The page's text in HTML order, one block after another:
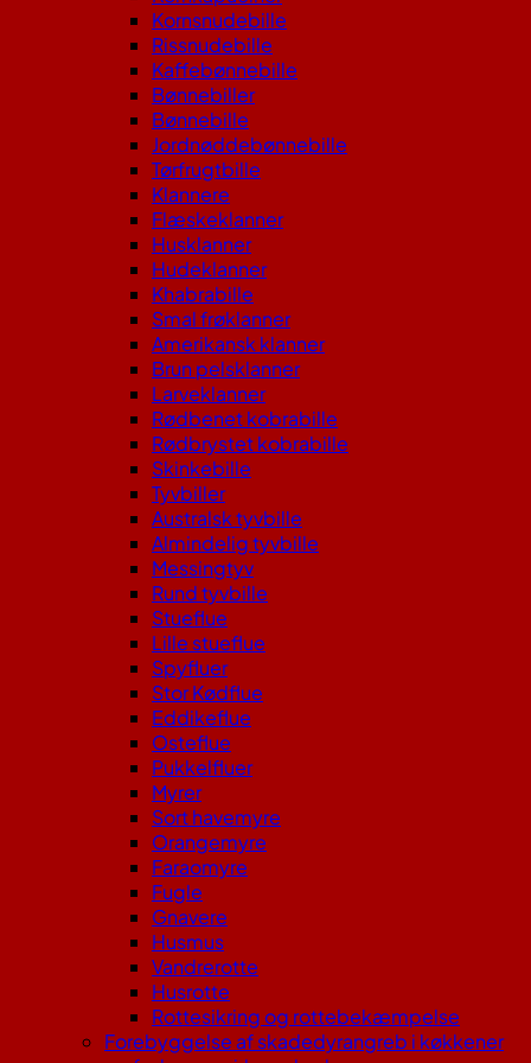
Kornsnudebille
Rissnudebille
Kaffebønnebille
Bønnebiller
Bønnebille
Jordnøddebønnebille
Tørfrugtbille
Klannere
Flæskeklanner
Husklanner
Hudeklanner
Khabrabille
Smal frøklanner
Amerikansk klanner
Brun pelsklanner
Larveklanner
Rødbenet kobrabille
Rødbrystet kobrabille
Skinkebille
Tyvbiller
Australsk tyvbille
Almindelig tyvbille
Messingtyv
Rund tyvbille
Stueflue
Lille stueflue
Spyfluer
Stor Kødflue
Eddikeflue
Osteflue
Pukkelfluer
Myrer
Sort havemyre
Orangemyre
Faraomyre
Fugle
Gnavere
Husmus
Vandrerotte
Husrotte
Rottesikring og rottebekæmpelse
Forebyggelse af skadedyrangreb i køkkener